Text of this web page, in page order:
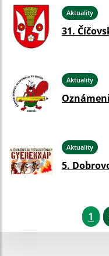
Aktuality
31.
Aktuality
Aktuality
5.
1